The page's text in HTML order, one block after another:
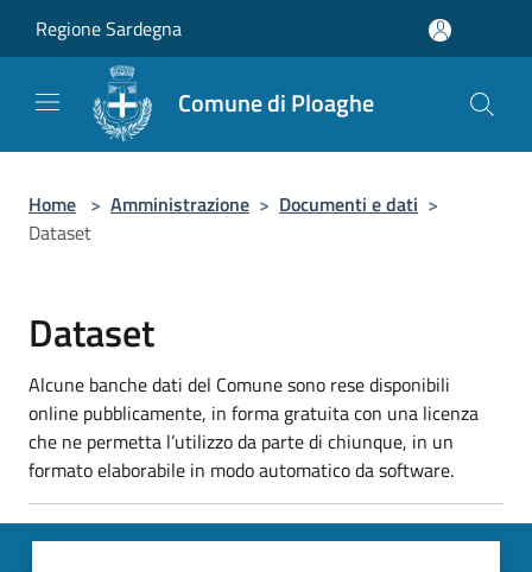
Regione Sardegna
Comune di Ploaghe
Home > Amministrazione > Documenti e dati >
Dataset
Dataset
Alcune banche dati del Comune sono rese disponibili
online pubblicamente, in forma gratuita con una licenza
che ne permetta l’utilizzo da parte di chiunque, in un
formato elaborabile in modo automatico da software.